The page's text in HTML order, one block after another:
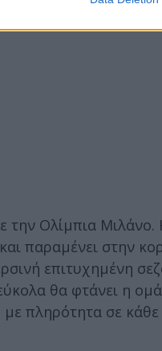
την Ολίμπια
παραμένει στην
επιτυχημένη
θα φτάνει η
με πληρότητα σε